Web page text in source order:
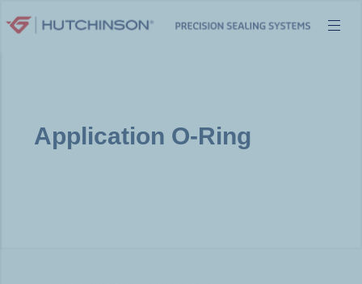
au
Application O-Ring